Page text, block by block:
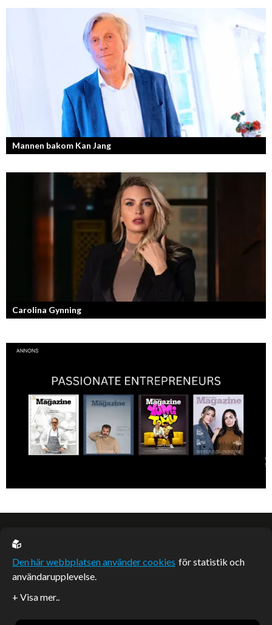
Annica Forsgren Kjellman ligger bakom skönhetsimperiet Skincity –
professionell hudvård online.
Mannen bakom Kan Jang
Georg Wikman är grundaren bakom hälsopreparaten Arctic Root, Kan
Jang, Chisan och nya Adapt-serien.
Carolina Gynning
Under ytan av en passionerad och strukturerad entreprenör.
EU casino
Artiklar publicerade på webbplatsen som inte är märkta
Den här webbplatsen använder cookies för statistik och
användarupplevelse.